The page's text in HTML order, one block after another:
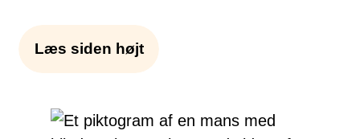
Læs siden højt